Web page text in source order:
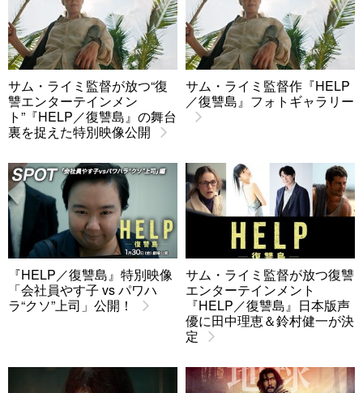
サム・ライミ監督が放つ“復
讐エンターテインメン
ト”『HELP／復讐島』の舞台
裏を捉えた特別映像公開
サム・ライミ監督作『HELP
／復讐島』フォトギャラリー
『HELP／復讐島』特別映像
「会社員やす子 vs パワハ
ラ“クソ”上司」公開！
サム・ライミ監督が放つ復讐
エンターテインメント
『HELP／復讐島』日本版声
優に田中理恵＆鈴村健一が決
定